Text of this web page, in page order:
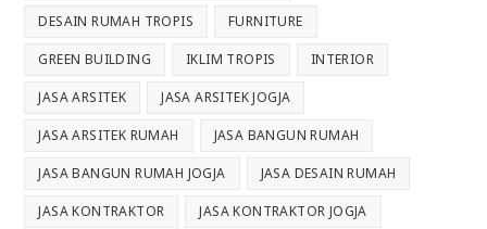
DESAIN RUMAH TROPIS FURNITURE
GREEN BUILDING IKLIM TROPIS INTERIOR
JASA ARSITEK JASA ARSITEK JOGJA
JASA ARSITEK RUMAH JASA BANGUN RUMAH
JASA BANGUN RUMAH JOGJA JASA DESAIN RUMAH
JASA KONTRAKTOR JASA KONTRAKTOR JOGJA